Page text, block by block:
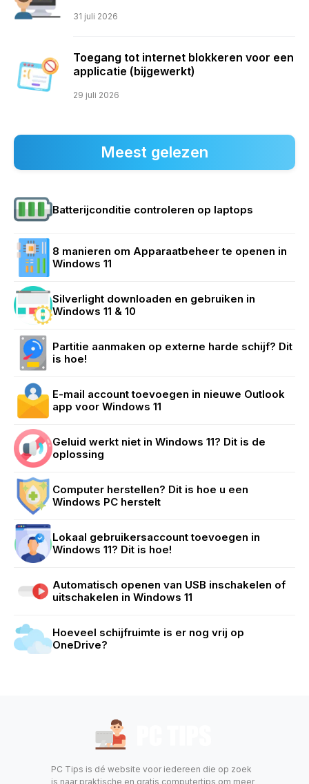
31 juli 2026
Toegang tot internet blokkeren voor een
applicatie (bijgewerkt)
29 juli 2026
Meest gelezen
Batterijconditie controleren op laptops
8 manieren om Apparaatbeheer te openen in
Windows 11
Silverlight downloaden en gebruiken in
Windows 11 & 10
Partitie aanmaken op externe harde schijf? Dit
is hoe!
E-mail account toevoegen in nieuwe Outlook
app voor Windows 11
Geluid werkt niet in Windows 11? Dit is de
oplossing
Computer herstellen? Dit is hoe u een
Windows PC herstelt
Lokaal gebruikersaccount toevoegen in
Windows 11? Dit is hoe!
Automatisch openen van USB inschakelen of
uitschakelen in Windows 11
Hoeveel schijfruimte is er nog vrij op
OneDrive?
PC Tips is dé website voor iedereen die op zoek
is naar praktische en gratis computertips om meer